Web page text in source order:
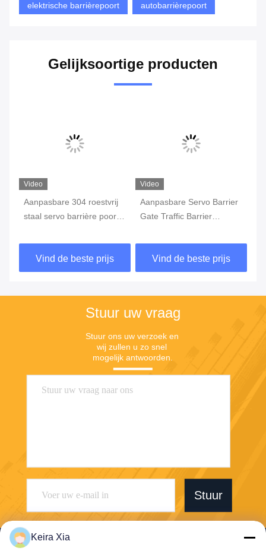
elektrische barrièrepoort autobarrièrepoort
Gelijksoortige producten
Video
Aanpasbare 304 roestvrij
staal servo barrière poort
Vind de beste prijs
Video
Aanpasbare Servo Barrier
Gate Traffic Barrier
maat gemaakte
oplossingen voor
wereldwijde projecten
Vind de beste prijs
Stuur uw vraag
Stuur ons uw verzoek en
wij zullen u zo snel
mogelijk antwoorden.
Stuur
Keira Xia